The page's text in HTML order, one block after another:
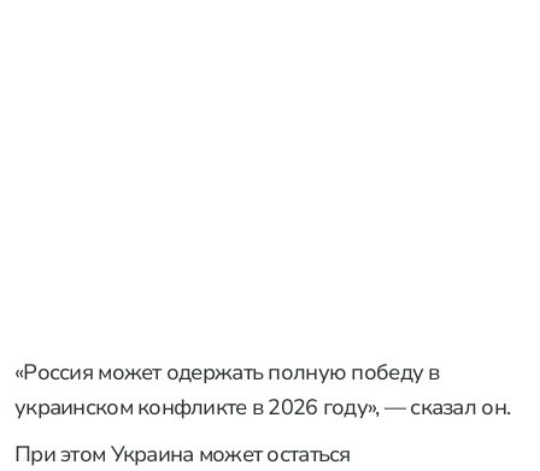
«Россия может одержать полную победу в
украинском конфликте в 2026 году», — сказал он.
При этом Украина может остаться